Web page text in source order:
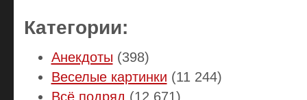
Категории:
Анекдоты (398)
Веселые картинки (11 244)
Всё подряд (12 671)